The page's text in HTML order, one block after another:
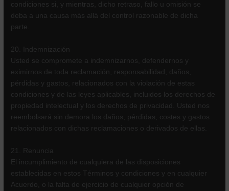
condiciones si, y mientras, dicho retraso, fallo u omisión se
deba a una causa más allá del control razonable de dicha
parte.
20. Indemnización
Usted se compromete a indemnizarnos, defendernos y
eximirnos de toda reclamación, responsabilidad, daños,
pérdidas y gastos, relacionados con la violación de estas
condiciones y de las leyes aplicables, incluidos los derechos de
propiedad intelectual y los derechos de privacidad. Usted nos
reembolsará sin demora los daños, pérdidas, costes y gastos
relacionados con dichas reclamaciones o derivados de ellas.
21. Renuncia
El incumplimiento de cualquiera de las disposiciones
establecidas en estos Términos y condiciones y en cualquier
Acuerdo, o la falta de ejercicio de cualquier opción de